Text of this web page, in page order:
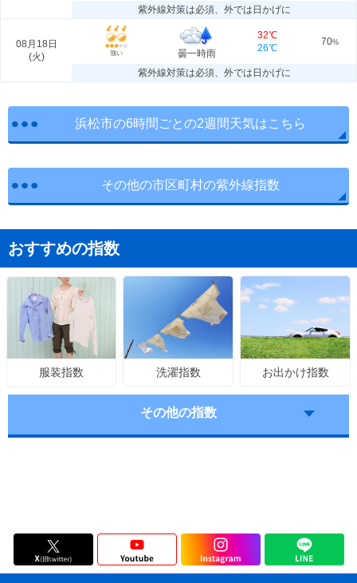
紫外線対策は必須、外では日かげに
08月18日
(火) 強い 曇一時雨
32℃
26℃
70%
紫外線対策は必須、外では日かげに
浜松市の6時間ごとの2週間天気はこちら
その他の市区町村の紫外線指数
おすすめの指数
服装指数 洗濯指数 お出かけ指数
その他の指数